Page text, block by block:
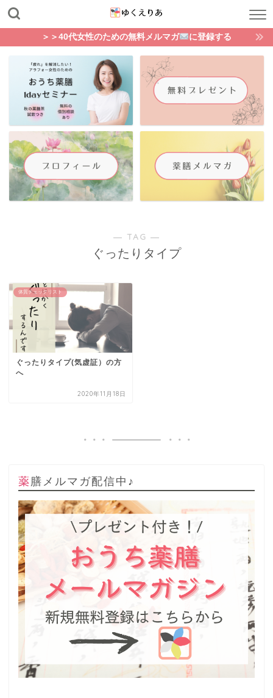
＞＞40代女性のための無料メルマガ に登録する
― TAG ―
ぐったりタイプ
体質チェックリスト
ぐったりタイプ(気虚証）の方
へ
2020年11月18日
薬膳メルマガ配信中♪